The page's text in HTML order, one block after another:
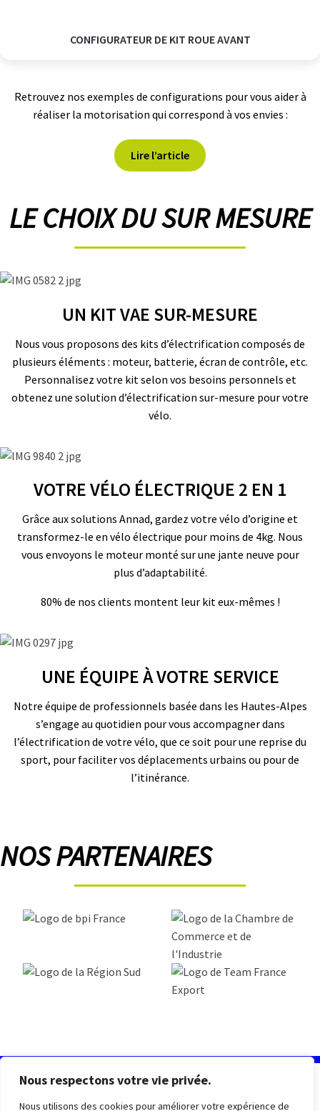
Nous respectons votre vie privée.
Nous utilisons des cookies pour améliorer votre expérience de
CONFIGURATEUR DE KIT ROUE AVANT
Retrouvez nos exemples de configurations pour vous aider à
réaliser la motorisation qui correspond à vos envies :
Lire l’article
LE CHOIX DU SUR MESURE
UN KIT VAE SUR-MESURE
Nous vous proposons des kits d’électrification composés de
plusieurs éléments : moteur, batterie, écran de contrôle, etc.
Personnalisez votre kit selon vos besoins personnels et
obtenez une solution d’électrification sur-mesure pour votre
vélo.
VOTRE VÉLO ÉLECTRIQUE 2 EN 1
Grâce aux solutions Annad, gardez votre vélo d’origine et
transformez-le en vélo électrique pour moins de 4kg. Nous
vous envoyons le moteur monté sur une jante neuve pour
plus d’adaptabilité.
80% de nos clients montent leur kit eux-mêmes !
UNE ÉQUIPE À VOTRE SERVICE
Notre équipe de professionnels basée dans les Hautes-Alpes
s’engage au quotidien pour vous accompagner dans
l’électrification de votre vélo, que ce soit pour une reprise du
sport, pour faciliter vos déplacements urbains ou pour de
l’itinérance.
NOS PARTENAIRES
ENTREPRISE FRANÇAISE BASÉE DANS